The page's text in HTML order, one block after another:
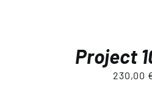
Project
230,00